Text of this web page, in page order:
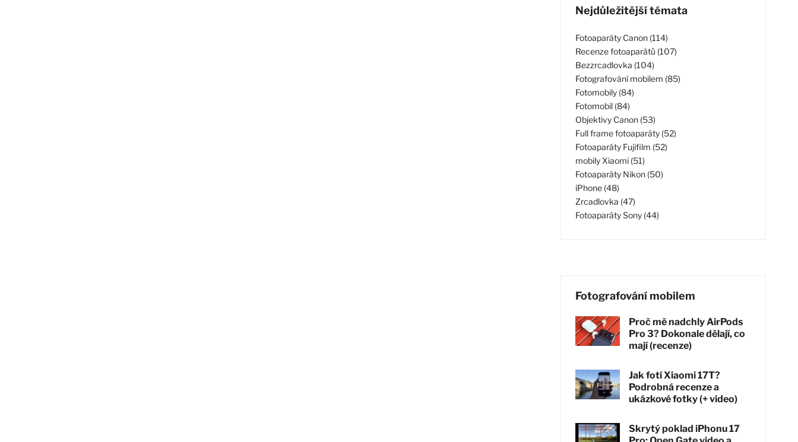
Nejdůležitější témata
Fotoaparáty Canon (114)
Recenze fotoaparátů (107)
Bezzrcadlovka (104)
Fotografování mobilem (85)
Fotomobily (84)
Fotomobil (84)
Objektivy Canon (53)
Full frame fotoaparáty (52)
Fotoaparáty Fujifilm (52)
mobily Xiaomi (51)
Fotoaparáty Nikon (50)
iPhone (48)
Zrcadlovka (47)
Fotoaparáty Sony (44)
Fotografování mobilem
Proč mě nadchly AirPods
Pro 3? Dokonale dělají, co
mají (recenze)
Jak fotí Xiaomi 17T?
Podrobná recenze a
ukázkové fotky (+ video)
Skrytý poklad iPhonu 17